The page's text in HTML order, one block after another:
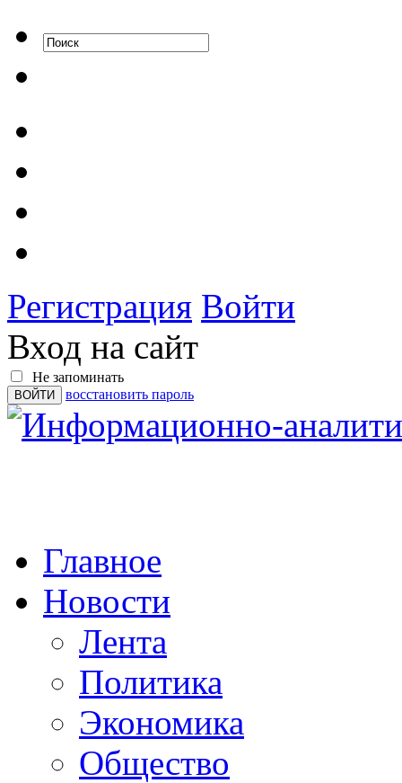
Регистрация Войти
Вход на сайт
Не запоминать
восстановить пароль
Главное
Новости
Лента
Политика
Экономика
Общество